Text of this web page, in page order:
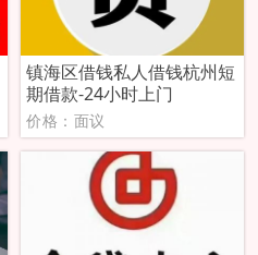
镇海区借钱私人借钱杭州短
期借款-24小时上门
价格：面议